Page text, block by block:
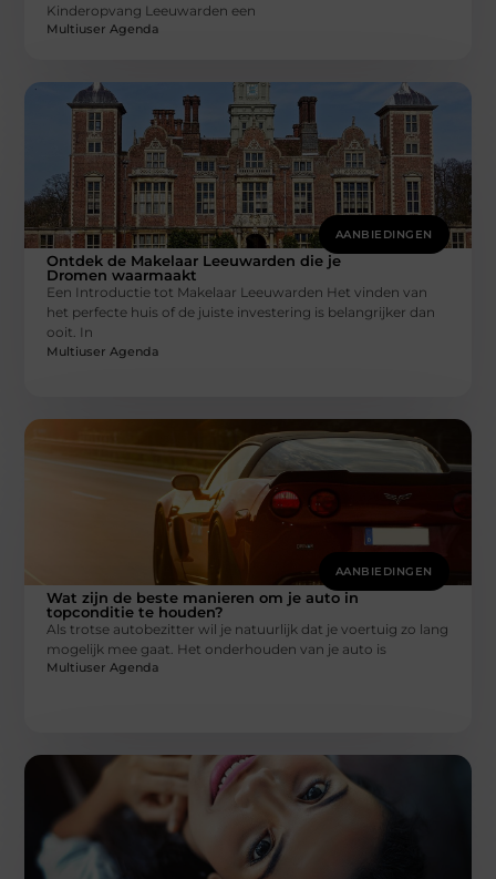
Kinderopvang Leeuwarden een
Multiuser Agenda
AANBIEDINGEN
Ontdek de Makelaar Leeuwarden die je
Dromen waarmaakt
Een Introductie tot Makelaar Leeuwarden Het vinden van
het perfecte huis of de juiste investering is belangrijker dan
ooit. In
Multiuser Agenda
AANBIEDINGEN
Wat zijn de beste manieren om je auto in
topconditie te houden?
Als trotse autobezitter wil je natuurlijk dat je voertuig zo lang
mogelijk mee gaat. Het onderhouden van je auto is
Multiuser Agenda